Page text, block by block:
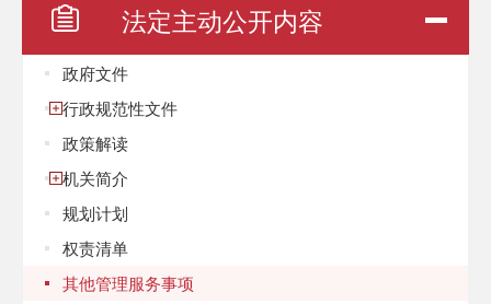
法定主动公开内容
政府文件
行政规范性文件
政策解读
机关简介
规划计划
权责清单
其他管理服务事项